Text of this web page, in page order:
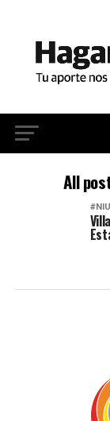
All